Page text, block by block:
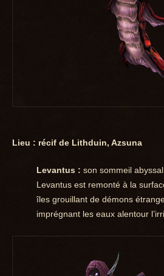
Lieu : récif de Lithduin, Azsuna
Levantus : son sommeil
Levantus est remonté à la
îles grouillant de démons
imprégnant les eaux alentour